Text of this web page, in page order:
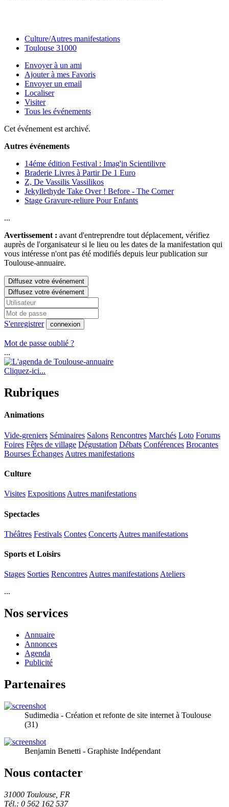
Culture/Autres manifestations
Toulouse 31000
Envoyer à un ami
Ajouter à mes Favoris
Envoyer un email
Localiser
Visiter
Tous les événements
Cet événement est archivé.
Autres événements
14éme édition Festival : Imag'in Scientilivre
Braderie Livres à Partir De 1 Euro
Z, De Vassilis Vassilikos
Jekyllethyde Take Over ! Before - The Corner
Stage Gravure-reliure Pour Enfants
...
Avertissement : avant d'entreprendre tout déplacement, vérifiez
auprès de l'organisateur si le lieu ou les dates de la manifestation qui
vous intéresse n'ont pas été modifiés depuis leur publication sur
Toulouse-annuaire.
Diffusez votre événement
Diffusez votre événement
S'enregistrer connexion
Mot de passe oublié ?
...
Cliquez-ici...
Rubriques
Animations
Vide-greniers Séminaires Salons Rencontres Marchés Loto Forums
Foires Fêtes de village Dégustation Débats Conférences Brocantes
Bourses Échanges Autres manifestations
Culture
Visites Expositions Autres manifestations
Spectacles
Théâtres Festivals Contes Concerts Autres manifestations
Sports et Loisirs
Stages Sorties Rencontres Autres manifestations Ateliers
...
Nos services
Annuaire
Annonces
Agenda
Publicité
Partenaires
Sudimedia - Création et refonte de site internet à Toulouse
(31)
Benjamin Benetti - Graphiste Indépendant
Nous contacter
31000 Toulouse, FR
Tél.: 0 562 162 537